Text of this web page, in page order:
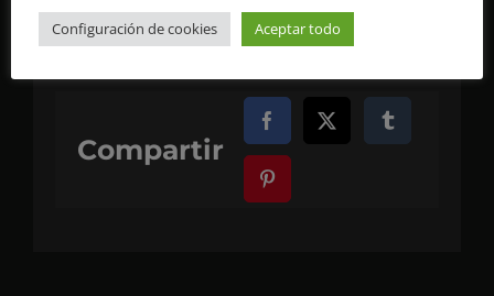
Compartir
Configuración de cookies Aceptar todo